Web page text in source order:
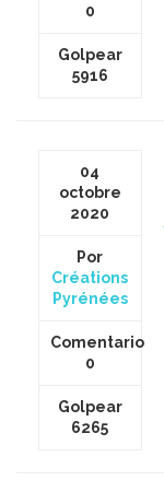
0
Golpear
5916
04
octobre
2020
Por
Créations
Pyrénées
Comentario
0
Golpear
6265